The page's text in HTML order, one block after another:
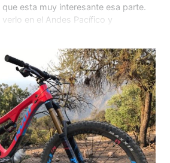
esta muy interesante esa parte.
en el Andes Pacífico y